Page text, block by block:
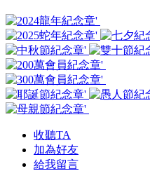
收聽TA
加為好友
給我留言